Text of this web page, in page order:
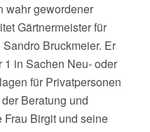
wahr gewordener
Gärtnermeister für
Bruckmeier. Er
1 in Sachen Neu- oder
für Privatpersonen
Beratung und
Birgit und seine